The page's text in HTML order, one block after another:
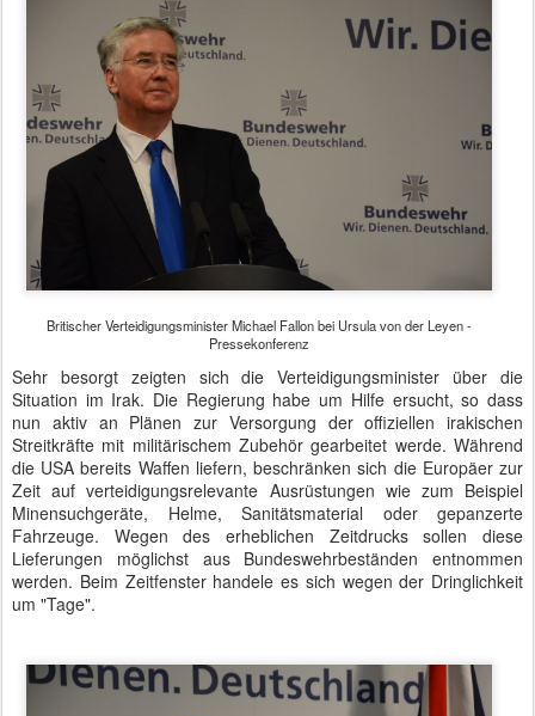
Britischer Verteidigungsminister Michael Fallon bei Ursula von der Leyen -
Pressekonferenz
Sehr besorgt zeigten sich die Verteidigungsminister über die
Situation im Irak. Die Regierung habe um Hilfe ersucht, so dass
nun aktiv an Plänen zur Versorgung der offiziellen irakischen
Streitkräfte mit militärischem Zubehör gearbeitet werde. Während
die USA bereits Waffen liefern, beschränken sich die Europäer zur
Zeit auf verteidigungsrelevante Ausrüstungen wie zum Beispiel
Minensuchgeräte, Helme, Sanitätsmaterial oder gepanzerte
Fahrzeuge. Wegen des erheblichen Zeitdrucks sollen diese
Lieferungen möglichst aus Bundeswehrbeständen entnommen
werden. Beim Zeitfenster handele es sich wegen der Dringlichkeit
um "Tage".